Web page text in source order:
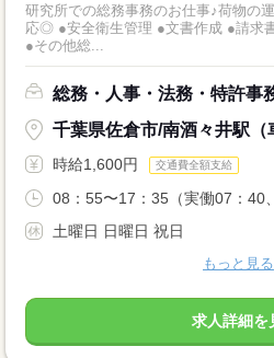
研究所での総務事務のお仕事♪荷物の
応◎ ●安全衛生管理 ●文書作成 ●請求
●その他総...
総務・人事・法務・特許事
千葉県佐倉市/南酒々井駅（
時給1,600円 交通費全額支給
08：55〜17：35（実働07：40
土曜日 日曜日 祝日
もっと見る
求人詳細を